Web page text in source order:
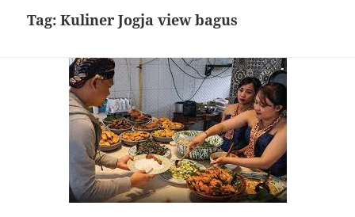
Tag:Kuliner Jogja view bagus